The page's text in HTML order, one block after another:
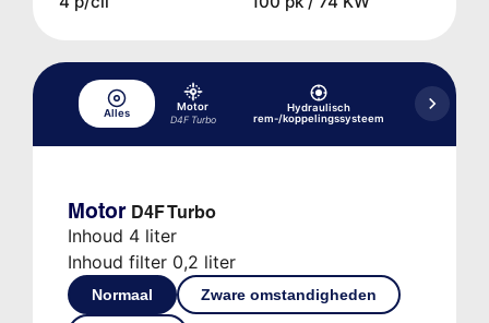
Alles
Motor
D4F Turbo
Hydraulisch
rem-/koppelingssysteem
Motor D4F Turbo
Inhoud 4 liter
Inhoud filter 0,2 liter
Normaal Zware omstandigheden